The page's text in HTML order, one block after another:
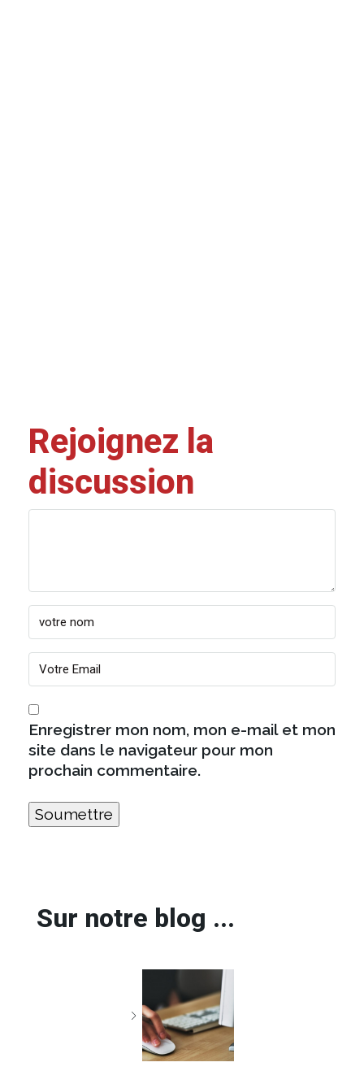
Rejoignez la
discussion
Enregistrer mon nom, mon e-mail et mon
site dans le navigateur pour mon
prochain commentaire.
Sur notre blog ...